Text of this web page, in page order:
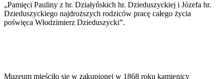
„Pamięci Pauliny z hr. Działyńskich hr. Dzieduszyckiej i Józefa hr.
Dzieduszyckiego najdroższych rodziców pracę całego życia
poświęca Włodzimierz Dzieduszycki”.
Muzeum mieściło się w zakupionej w 1868 roku kamienicy